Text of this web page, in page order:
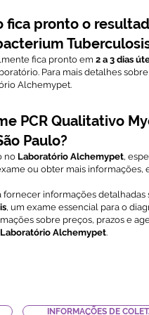
pronto o
fica pronto em 2 a 3 dias
Para mais detalhes
Alchemypet.
PCR Qualitativo
Paulo?
no Laboratório Alchemypet,
ou obter mais informações,
fornecer informações detalhadas
, um exame essencial para o
sobre preços, prazos e
Laboratório Alchemypet.
INFORMAÇÕES DE